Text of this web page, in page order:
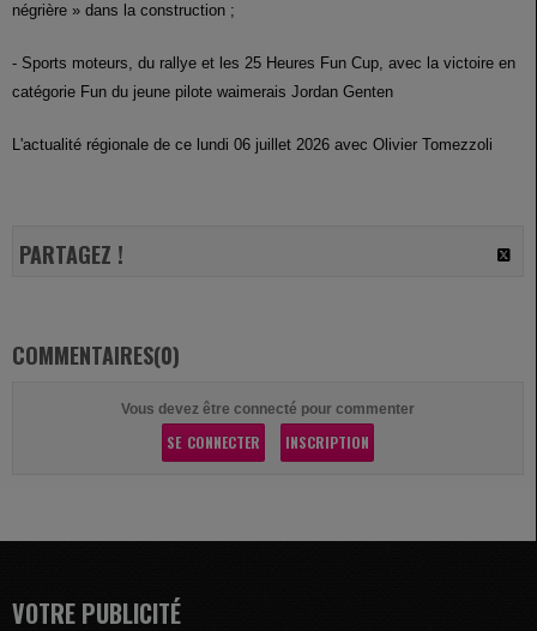
négrière » dans la construction ;
- Sports moteurs, du rallye et les 25 Heures Fun Cup, avec la victoire en
catégorie Fun du jeune pilote waimerais Jordan Genten
L'actualité régionale de ce lundi 06 juillet 2026 avec Olivier Tomezzoli
PARTAGEZ !
COMMENTAIRES(0)
Vous devez être connecté pour commenter
SE CONNECTER INSCRIPTION
VOTRE PUBLICITÉ